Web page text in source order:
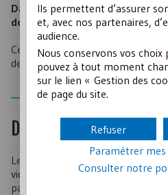
Dans les 8 jours qui suivent la
doit être déposé à la
Cette mesure est destinée à
de la respecter.
Durée
Le nombre de fois par an où
vide-grenier, une braderie ou une
pas limité.
Ils permettent d’assurer
et, avec nos partenaires,
audience.
Nous conservons vos choix
pouvez à tout moment
sur le lien « Gestion des
de page du site.
Refuser
Paramétrer
Consulter notre